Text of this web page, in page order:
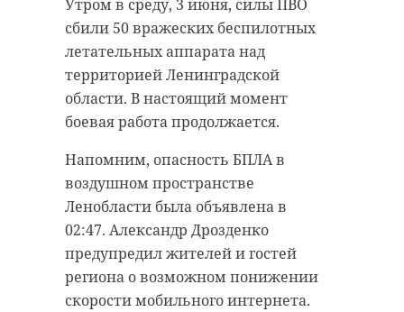
Утром в среду, 3 июня, силы ПВО
сбили 50 вражеских беспилотных
летательных аппарата над
территорией Ленинградской
области. В настоящий момент
боевая работа продолжается.
Напомним, опасность БПЛА в
воздушном пространстве
Ленобласти была объявлена в
02:47. Александр Дрозденко
предупредил жителей и гостей
региона о возможном понижении
скорости мобильного интернета.